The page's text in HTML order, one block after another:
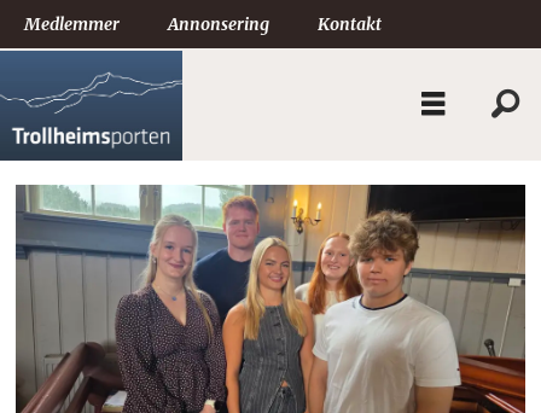
Medlemmer Annonsering Kontakt
Tag:
øye
kyrkje